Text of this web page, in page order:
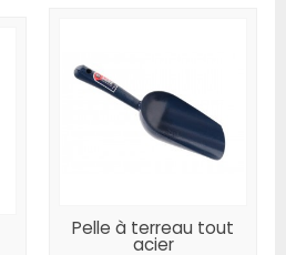
Pelle à terreau tout
acier